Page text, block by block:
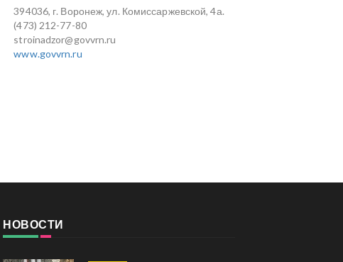
394036, г. Воронеж, ул. Комиссаржевской, 4а.
(473) 212-77-80
stroinadzor@govvrn.ru
www.govvrn.ru
НОВОСТИ